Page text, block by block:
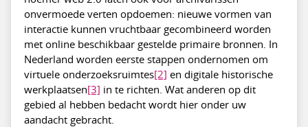
onvermoede verten opdoemen: nieuwe vormen van
interactie kunnen vruchtbaar gecombineerd worden
met online beschikbaar gestelde primaire bronnen. In
Nederland worden eerste stappen ondernomen om
virtuele onderzoeksruimtes[2] en digitale historische
werkplaatsen[3] in te richten. Wat anderen op dit
gebied al hebben bedacht wordt hier onder uw
aandacht gebracht.